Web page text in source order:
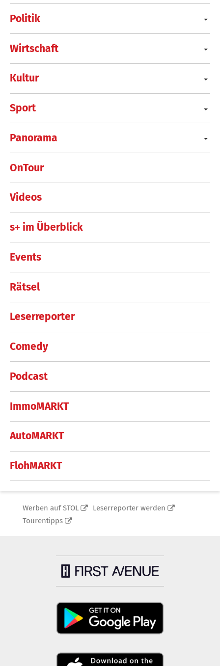
Politik
Wirtschaft
Kultur
Sport
Panorama
OnTour
Videos
s+ im Überblick
Events
Rätsel
Leserreporter
Comedy
Podcast
ImmoMARKT
AutoMARKT
FlohMARKT
Werben auf STOL
Leserreporter werden
Tourentipps